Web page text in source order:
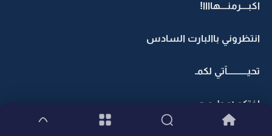
اكبــــرمنــــهاااا!
انتظروني باالبارت السادس
تحيـــــــــــآتي لكمـ
إختكمـ:عطــوره